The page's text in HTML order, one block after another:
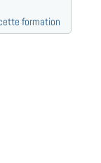
formation